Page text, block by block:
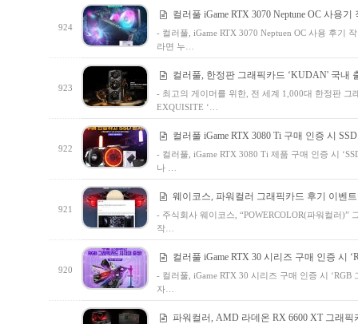
924
컬러풀 iGame RTX 3070 Neptune OC 사용
- 컬러풀, iGame RTX 3070 Neptuen OC 사용 후기
라면 누…
923
컬러풀, 한정판 그래픽카드 ‘KUDAN' 국내
- 최고의 게이머를 위한, 전 세계 1,000대 한정판 그
EXQUISITE ‘…
922
컬러풀 iGame RTX 3080 Ti 구매 인증 시
- 컬러풀, iGame RTX 3080 Ti 제품 구매 인증 시
나 …
921
웨이코스, 파워컬러 그래픽카드 후기 이벤
- 주식회사 웨이코스, “POWERCOLOR(파워컬러
작…
920
컬러풀 iGame RTX 30 시리즈 구매 인증 시
- 컬러풀, iGame RTX 30 시리즈 구매 인증 시
자…
파워컬러, AMD 라데온 RX 6600 XT 그래픽